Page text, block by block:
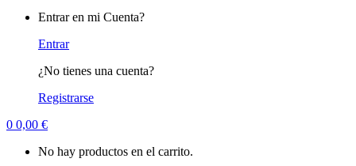
Entrar en mi Cuenta?
Entrar
¿No tienes una cuenta?
Registrarse
0 0,00 €
No hay productos en el carrito.